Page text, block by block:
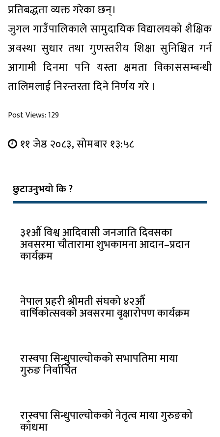
प्रतिबद्धता व्यक्त गरेका छन्।
जुगल गाउँपालिकाले सामुदायिक विद्यालयको शैक्षिक
अवस्था सुधार तथा गुणस्तरीय शिक्षा सुनिश्चित गर्न
आगामी दिनमा पनि यस्ता क्षमता विकाससम्बन्धी
तालिमलाई निरन्तरता दिने निर्णय गरे ।
Post Views:129
११ जेष्ठ २०८३, सोमबार १३:५८
छुटाउनुभयो कि ?
३१औँ विश्व आदिवासी जनजाति दिवसका
अवसरमा चौतारामा शुभकामना आदान–प्रदान
कार्यक्रम
नेपाल प्रहरी श्रीमती संघको ४२औँ
वार्षिकोत्सवको अवसरमा वृक्षारोपण कार्यक्रम
रास्वपा सिन्धुपाल्चोकको सभापतिमा माया
गुरुङ निर्वाचित
रास्वपा सिन्धुपाल्चोकको नेतृत्व माया गुरुङको
काँधमा